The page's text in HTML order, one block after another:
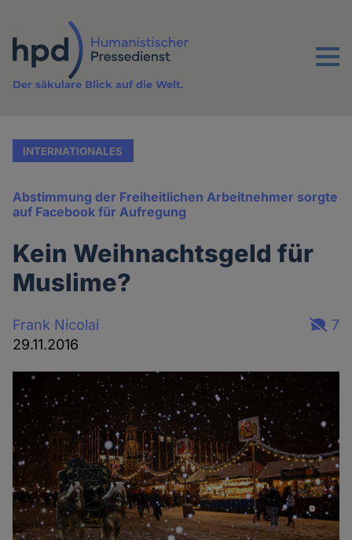
Inhalt
Menu
Der säkulare Blick auf die Welt.
INTERNATIONALES
Abstimmung der Freiheitlichen Arbeitnehmer sorgte
auf Facebook für Aufregung
Kein Weihnachtsgeld für
Muslime?
Frank Nicolai
29.11.2016
7